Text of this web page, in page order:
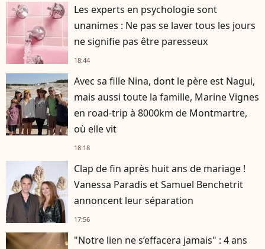
Les experts en psychologie sont
unanimes : Ne pas se laver tous les jours
ne signifie pas être paresseux
18:44
Avec sa fille Nina, dont le père est Nagui,
mais aussi toute la famille, Marine Vignes
en road-trip à 8000km de Montmartre,
où elle vit
18:18
Clap de fin après huit ans de mariage !
Vanessa Paradis et Samuel Benchetrit
annoncent leur séparation
17:56
"Notre lien ne s’effacera jamais" : 4 ans